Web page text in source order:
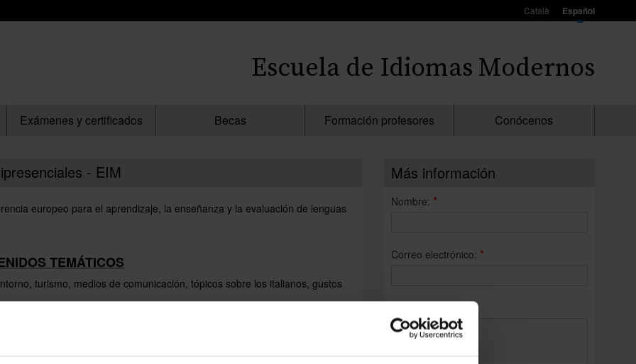
Català Español
Escuela de Idiomas Modernos
Exámenes y certificados Becas Formación profesores Conócenos
- EIM
europeo para el aprendizaje, la enseñanza y la evaluación de lenguas
TEMÁTICOS
turismo, medios de comunicación, tópicos sobre los italianos, gustos
léxicas de la lengua italiana en sus diferentes registros de uso
en las variedades regionales del idioma o las diferencias entre
el periodístico; el de la publicidad; el texto literario y la narración;
Más información
Nombre: *
Correo electrónico: *
*